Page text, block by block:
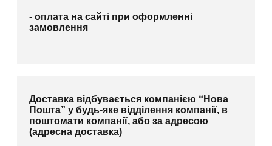
- оплата на сайті при оформленні
замовлення
Доставка відбувається компанією “Нова
Пошта” у будь-яке відділення компанії, в
поштомати компанії, або за адресою
(адресна доставка)